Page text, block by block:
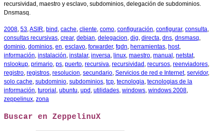
recursividad, maestro y esclavo, subdominios, delegación de subdominios.
Dnsmasq.
2008, 53,ASIR, bind , cache, cliente, como, configuración, configurar, consulta,
consultas recursivas, crear, debian, delegacion, dig, directa, dns, dnsmasq,
dominio, dominios, en, esclavo, forwarder, fqdn, herramientas, host,
información, instalación, instalar, inversa, linux, maestro, manual , netstat,
nslookup, primario, ps, puerto, recursiva, recursividad , recursos, reenviadores,
registro, registros, resolucion, secundario, Servicios de red e Internet, servidor,
solo cache, subdominio, subdominios, tcp, tecnologia, tecnologias de la
información, turorial , ubuntu, upd , utilidades, windows, windows 2008,
zeppelinux, zona
Buscar en ZeppelinuX